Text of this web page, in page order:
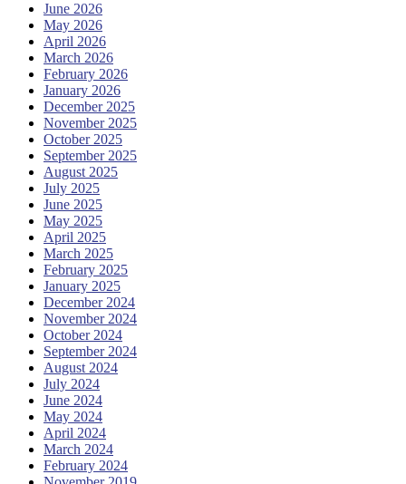
June 2026
May 2026
April 2026
March 2026
February 2026
January 2026
December 2025
November 2025
October 2025
September 2025
August 2025
July 2025
June 2025
May 2025
April 2025
March 2025
February 2025
January 2025
December 2024
November 2024
October 2024
September 2024
August 2024
July 2024
June 2024
May 2024
April 2024
March 2024
February 2024